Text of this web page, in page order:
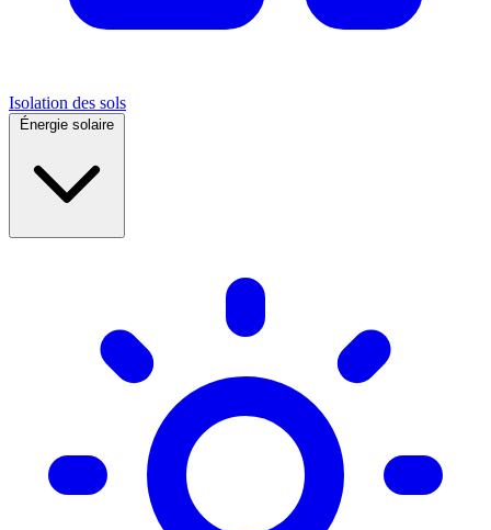
Isolation des sols